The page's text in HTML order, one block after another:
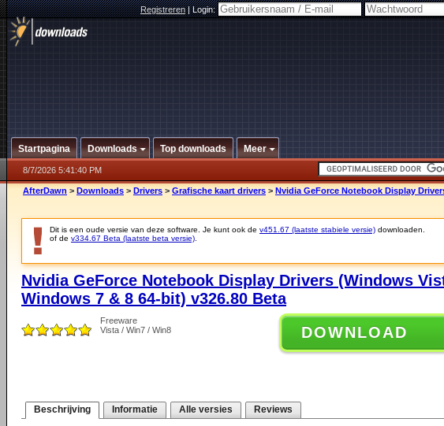
Registreren|Login:
Startpagina Downloads Top downloads Meer
8/7/2026 5:41:40 PM
AfterDawn > Downloads > Drivers > Grafische kaart drivers > Nvidia GeForce Notebook Display
Dit is een oude versie van deze software. Je kunt ook de v451.67 (laatste stabiele versie) downloaden.
of de v334.67 Beta (laatste beta versie)
Nvidia GeForce Notebook Display Drivers (Windows
Windows 7 & 8 64-bit) v326.80 Beta
Freeware
Vista / Win7 / Win8
DOWNLOAD
Beschrijving Informatie Alle versies Reviews